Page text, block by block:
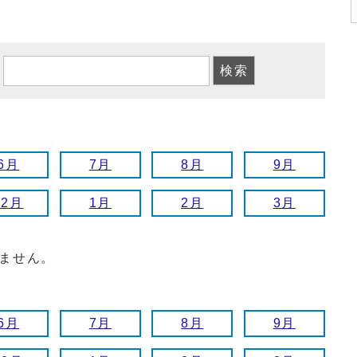
月 7月 8月 9月
月 1月 2月 3月
せん。
月 7月 8月 9月